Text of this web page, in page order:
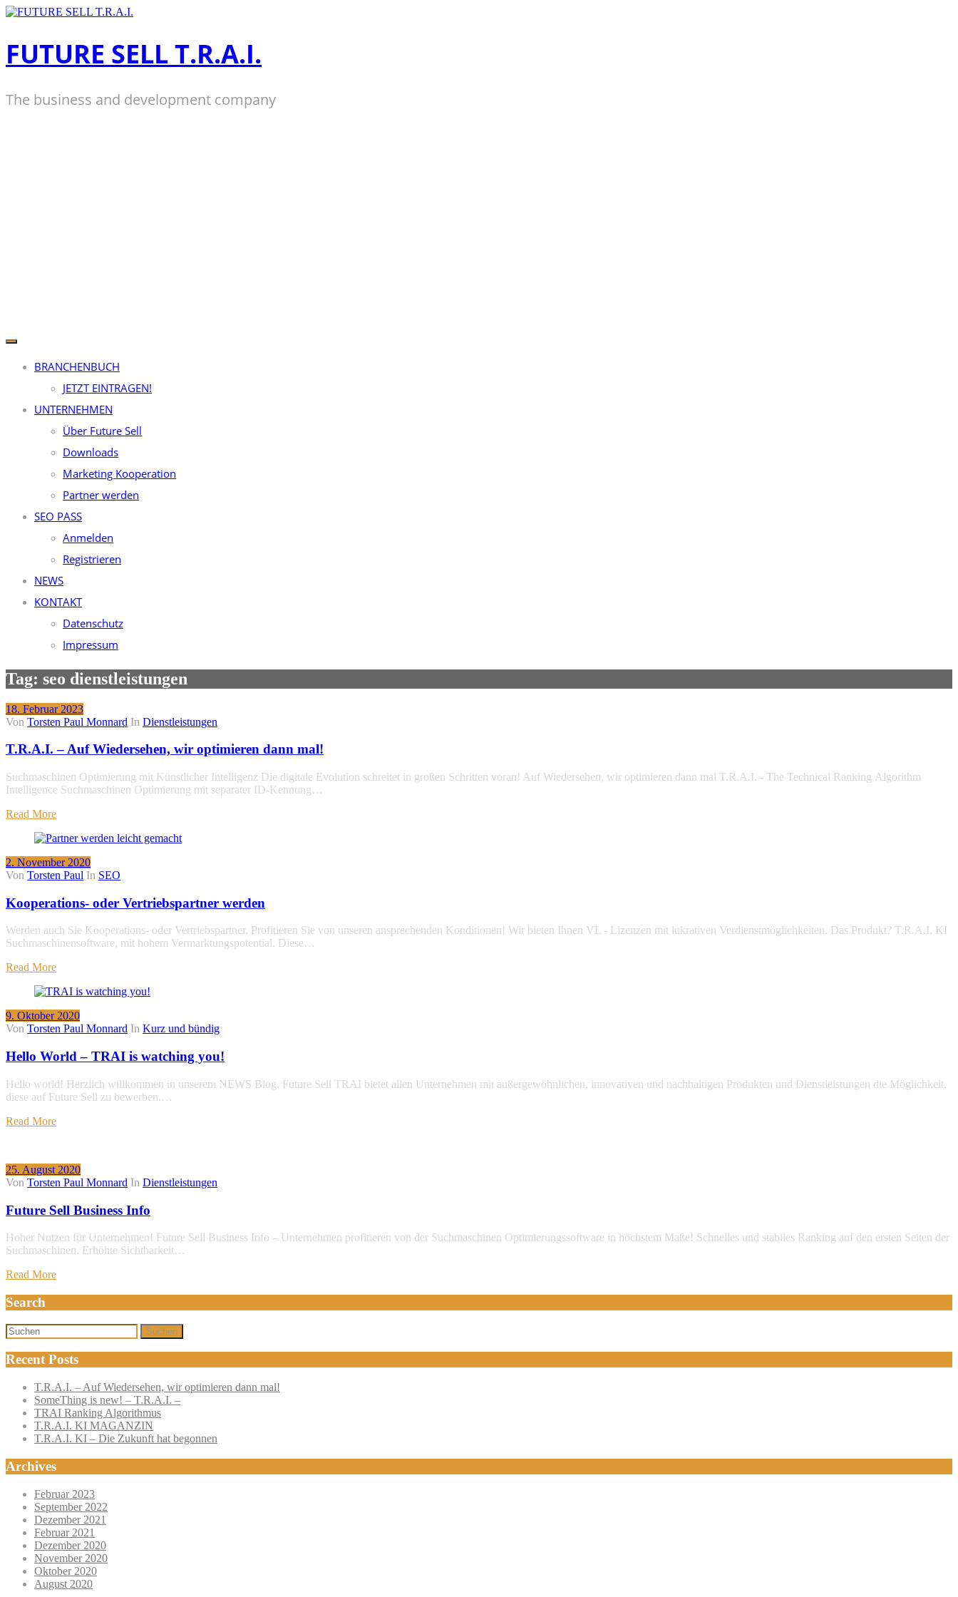
Zum
FUTURE SELL T.R.A.I.
The business and development company
BRANCHENBUCH
JETZT EINTRAGEN!
UNTERNEHMEN
Über Future Sell
Downloads
Marketing Kooperation
Partner werden
SEO PASS
Anmelden
Registrieren
NEWS
KONTAKT
Datenschutz
Impressum
Tag: seo dienstleistungen
18. Februar 2023
Von Torsten Paul Monnard In Dienstleistungen
T.R.A.I. – Auf Wiedersehen, wir optimieren dann mal!
Suchmaschinen Optimierung mit Künstlicher Intelligenz Die digitale Evolution schreitet in großen Schritten voran! Auf Wiedersehen, wir optimieren dann mal T.R.A.I. - The Technical Ranking Algorithm
Intelligence Suchmaschinen Optimierung mit separater ID-Kennung…
Read More
2. November 2020
Von Torsten Paul In SEO
Kooperations- oder Vertriebspartner werden
Werden auch Sie Kooperations- oder Vertriebspartner. Profitieren Sie von unseren ansprechenden Konditionen! Wir bieten Ihnen VL - Lizenzen mit lukrativen Verdienstmöglichkeiten. Das Produkt? T.R.A.I. KI
Suchmaschinensoftware, mit hohem Vermarktungspotential. Diese…
Read More
9. Oktober 2020
Von Torsten Paul Monnard In Kurz und bündig
Hello World – TRAI is watching you!
Hello world! Herzlich willkommen in unserem NEWS Blog. Future Sell TRAI bietet allen Unternehmen mit außergewöhnlichen, innovativen und nachhaltigen Produkten und Dienstleistungen die Möglichkeit,
diese auf Future Sell zu bewerben.…
Read More
25. August 2020
Von Torsten Paul Monnard In Dienstleistungen
Future Sell Business Info
Hoher Nutzen für Unternehmen! Future Sell Business Info – Unternehmen profitieren von der Suchmaschinen Optimierungssoftware in höchstem Maße! Schnelles und stabiles Ranking auf den ersten Seiten der
Suchmaschinen. Erhöhte Sichtbarkeit…
Read More
Search
Suchen
Recent Posts
T.R.A.I. – Auf Wiedersehen, wir optimieren dann mal!
SomeThing is new! – T.R.A.I. –
TRAI Ranking Algorithmus
T.R.A.I. KI MAGANZIN
T.R.A.I. KI – Die Zukunft hat begonnen
Archives
Februar 2023
September 2022
Dezember 2021
Februar 2021
Dezember 2020
November 2020
Oktober 2020
August 2020